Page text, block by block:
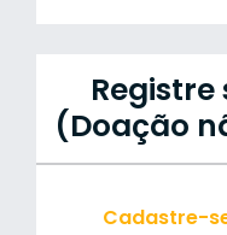
Registre
(Doação
Cadastre-